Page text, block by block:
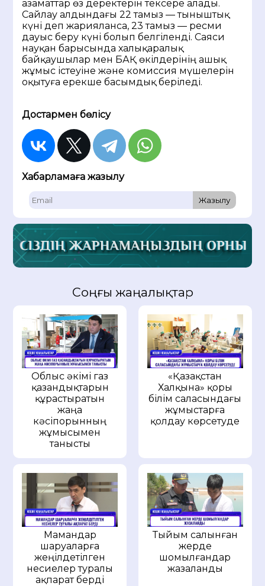
азаматтар өз деректерін тексере алады.
Сайлау алдындағы 22 тамыз — тыныштық
күні деп жарияланса, 23 тамыз — ресми
дауыс беру күні болып белгіленді. Саяси
науқан барысында халықаралық
байқаушылар мен БАҚ өкілдерінің ашық
жұмыс істеуіне және комиссия мүшелерін
оқытуға ерекше басымдық беріледі.
Достармен бөлісу
Хабарламаға жазылу
Жазылу
Соңғы жаңалықтар
Облыс әкімі газ
қазандықтарын
құрастыратын
жаңа
кәсіпорынның
жұмысымен
танысты
«Қазақстан
Халқына» қоры
білім саласындағы
жұмыстарға
қолдау көрсетуде
Мамандар
шаруаларға
жеңілдетілген
несиелер туралы
ақпарат берді
Тыйым салынған
жерде
шомылғандар
жазаланды